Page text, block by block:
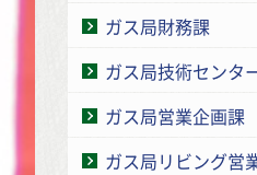
ガス局財務課
ガス局技術センタ
ガス局営業企画課
ガス局リビング営